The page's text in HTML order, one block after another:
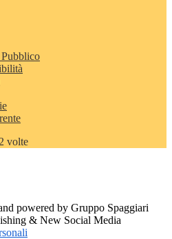
volte
powered by Gruppo Spaggiari
& New Social Media